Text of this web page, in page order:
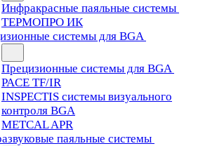
Инфракрасные паяльные системы
ТЕРМОПРО ИК
системы для BGA
Прецизионные системы для BGA
PACE TF/IR
INSPECTIS системы визуального
контроля BGA
METCAL APR
паяльные системы